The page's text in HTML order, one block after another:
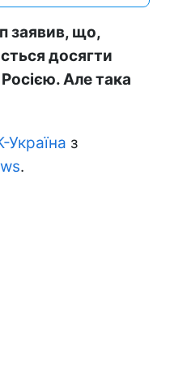
заявив, що,
досягти
Але така
Україна з
.